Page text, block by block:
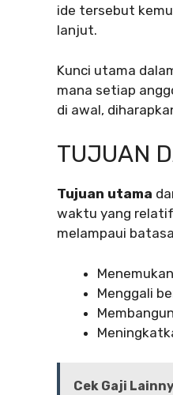
ide tersebut
lanjut.
Kunci utama
mana setiap
di awal,
TUJUAN
Tujuan utama
waktu yang
melampaui
Menggali
Cek Gaji